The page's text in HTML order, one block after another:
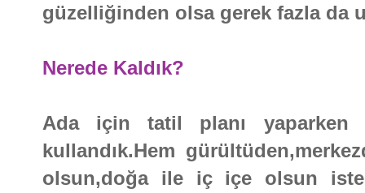
güzelliğinden olsa gerek fazla da
Nerede Kaldık?
Ada için tatil planı yaparken
kullandık.Hem
olsun,doğa ile iç içe olsun